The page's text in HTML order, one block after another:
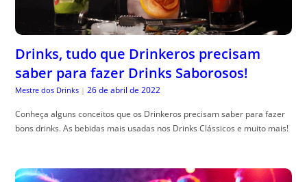
Drinks, tudo que Drinkeros precisam
saber para fazer Drinks Saborosos!
Mestre dos Drinks | 26 de abril de 2022
Conheça alguns conceitos que os Drinkeros precisam saber para fazer
bons drinks. As bebidas mais usadas nos Drinks Clássicos e muito mais!